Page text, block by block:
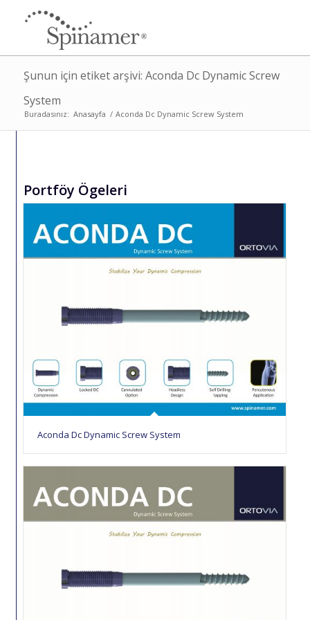
Şunun için etiket arşivi: Aconda Dc Dynamic Screw
System
Buradasınız: Anasayfa / Aconda Dc Dynamic Screw System
Portföy Ögeleri
Aconda Dc Dynamic Screw System